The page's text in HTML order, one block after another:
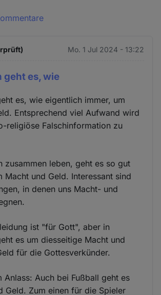
Mo. 1 Jul 2024 - 13:22
geht es, wie
es, wie eigentlich immer, um
Entsprechend viel Aufwand wird
religiöse Falschinformation zu
zusammen leben, geht es so gut
Macht und Geld. Interessant sind
in denen uns Macht- und
ist "für Gott", aber in
es um diesseitige Macht und
für die Gottesverkünder.
Anlass: Auch bei Fußball geht es
Geld. Zum einen für die Spieler